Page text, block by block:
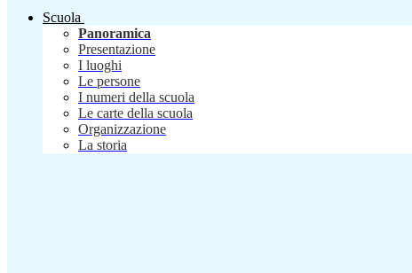
Scuola
Panoramica
Presentazione
I luoghi
Le persone
I numeri della scuola
Le carte della scuola
Organizzazione
La storia